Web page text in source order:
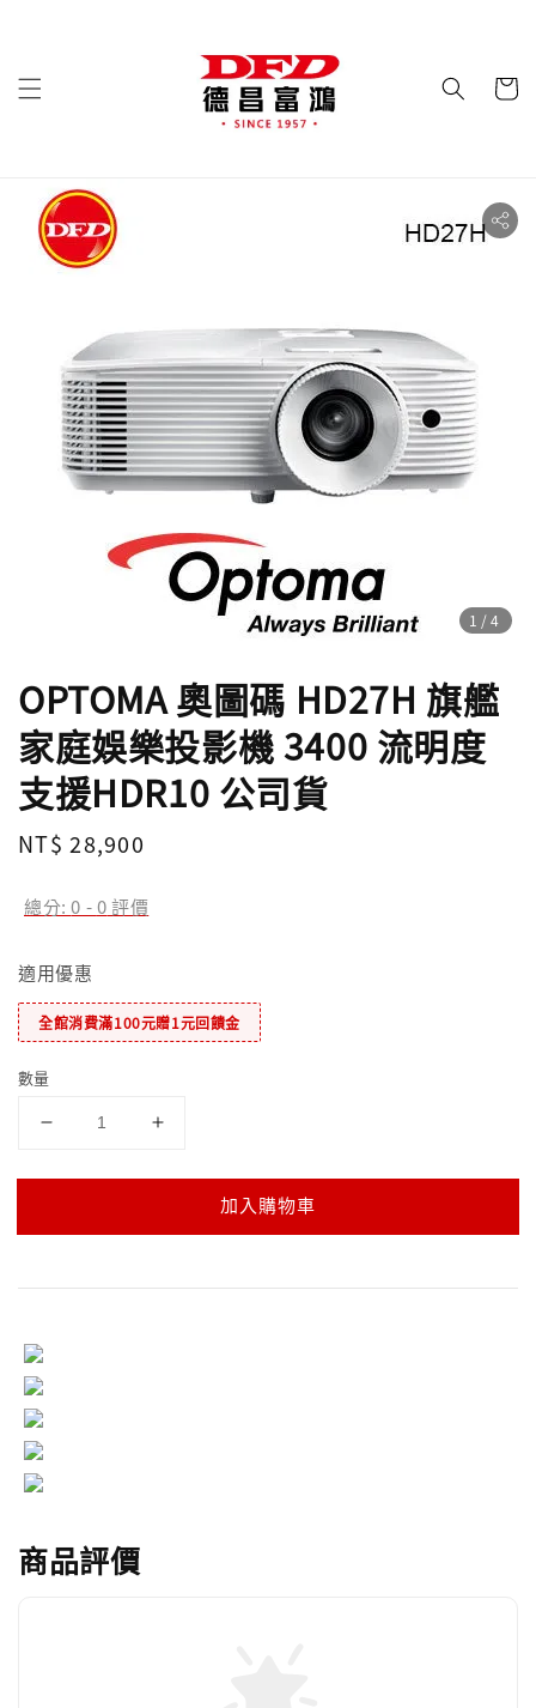
1 /4
OPTOMA 奧圖碼 HD27H 旗艦
家庭娛樂投影機 3400 流明度
支援HDR10 公司貨
Regular
NT$ 28,900
總分:0 -0評價
適用優惠
全館消費滿100元贈1元回饋金
數量
加入購物車
商品評價